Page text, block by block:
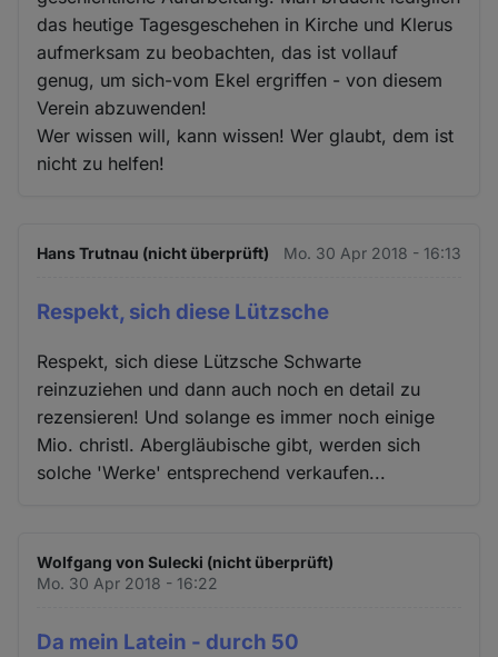
das heutige Tagesgeschehen in Kirche und Klerus
aufmerksam zu beobachten, das ist vollauf
genug, um sich-vom Ekel ergriffen - von diesem
Verein abzuwenden!
Wer wissen will, kann wissen! Wer glaubt, dem ist
nicht zu helfen!
Hans Trutnau (nicht überprüft) Mo. 30 Apr 2018 - 16:13
Respekt, sich diese Lützsche
Respekt, sich diese Lützsche Schwarte
reinzuziehen und dann auch noch en detail zu
rezensieren! Und solange es immer noch einige
Mio. christl. Abergläubische gibt, werden sich
solche 'Werke' entsprechend verkaufen...
Wolfgang von Sulecki (nicht überprüft)
Mo. 30 Apr 2018 - 16:22
Da mein Latein - durch 50